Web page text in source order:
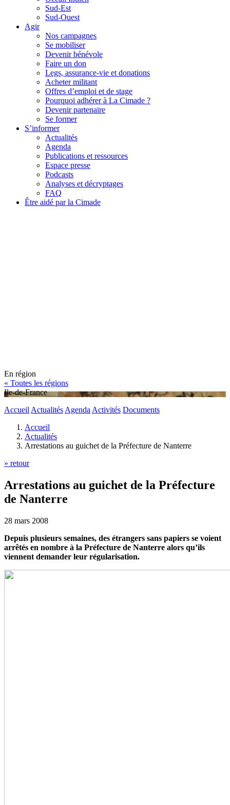
Sud-Est
Sud-Ouest
Agir
Nos campagnes
Se mobiliser
Devenir bénévole
Faire un don
Legs, assurance-vie et donations
Acheter militant
Offres d’emploi et de stage
Pourquoi adhérer à La Cimade ?
Devenir partenaire
Se former
S’informer
Actualités
Agenda
Publications et ressources
Espace presse
Podcasts
Analyses et décryptages
FAQ
Être aidé par la Cimade
En région
« Toutes les régions
Ile-de-France
Accueil Actualités Agenda Activités Documents
Accueil
Actualités
Arrestations au guichet de la Préfecture de Nanterre
» retour
Arrestations au guichet de la Préfecture
de Nanterre
28 mars 2008
Depuis plusieurs semaines, des étrangers sans papiers se voient
arrêtés en nombre à la Préfecture de Nanterre alors qu’ils
viennent demander leur régularisation.